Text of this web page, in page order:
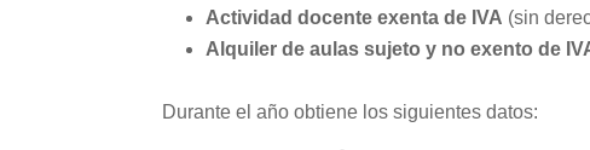
Actividad docente exenta de IVA (sin
Alquiler de aulas sujeto y no exento de
Durante el año obtiene los siguientes datos: